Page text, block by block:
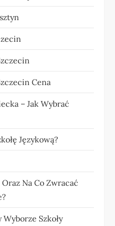
Cena
– Jak Wybrać
Językową?
Oraz Na Co Zwracać
Szkoły